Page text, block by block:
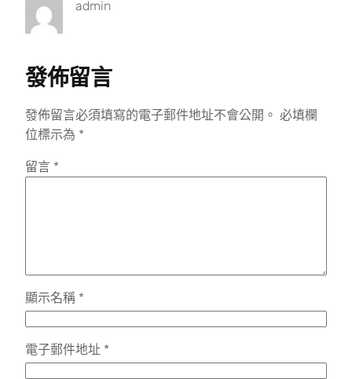
admin
發佈留言
發佈留言必須填寫的電子郵件地址不會公開。 必填欄
位標示為 *
留言 *
顯示名稱 *
電子郵件地址 *